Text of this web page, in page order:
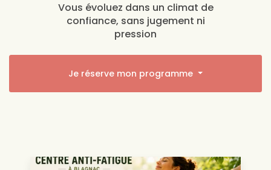
Vous évoluez dans un climat de
confiance, sans jugement ni
pression
Je réserve mon programme